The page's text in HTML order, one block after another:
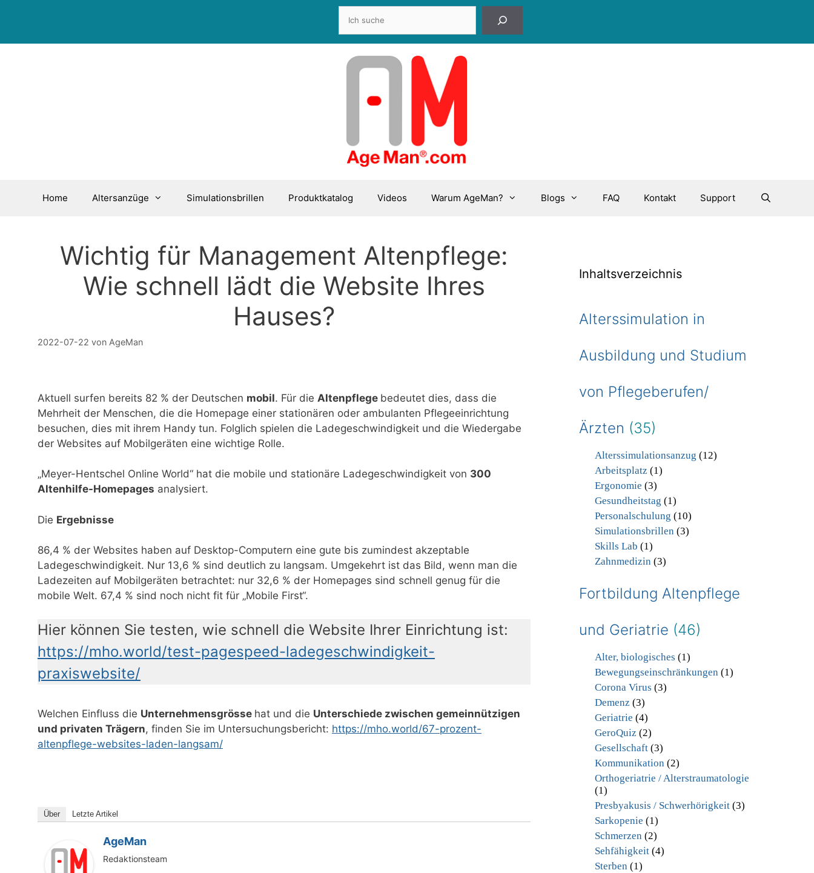
Home Altersanzüge Simulationsbrillen Produktkatalog Videos Warum AgeMan? Blogs FAQ Kontakt Support
Wichtig für Management Altenpflege:
Wie schnell lädt die Website Ihres
Hauses?
2022-07-22 von AgeMan
Aktuell surfen bereits 82 % der Deutschen mobil. Für die Altenpflege bedeutet dies, dass die
Mehrheit der Menschen, die die Homepage einer stationären oder ambulanten Pflegeeinrichtung
besuchen, dies mit ihrem Handy tun. Folglich spielen die Ladegeschwindigkeit und die Wiedergabe
der Websites auf Mobilgeräten eine wichtige Rolle.
„Meyer-Hentschel Online World“ hat die mobile und stationäre Ladegeschwindigkeit von 300
Altenhilfe-Homepages analysiert.
Die Ergebnisse
86,4 % der Websites haben auf Desktop-Computern eine gute bis zumindest akzeptable
Ladegeschwindigkeit. Nur 13,6 % sind deutlich zu langsam. Umgekehrt ist das Bild, wenn man die
Ladezeiten auf Mobilgeräten betrachtet: nur 32,6 % der Homepages sind schnell genug für die
mobile Welt. 67,4 % sind noch nicht fit für „Mobile First“.
Hier können Sie testen, wie schnell die Website Ihrer Einrichtung ist:
https://mho.world/test-pagespeed-ladegeschwindigkeit-
praxiswebsite/
Welchen Einfluss die Unternehmensgrösse hat und die Unterschiede zwischen gemeinnützigen
und privaten Trägern, finden Sie im Untersuchungsbericht: https://mho.world/67-prozent-
altenpflege-websites-laden-langsam/
Über Letzte Artikel
AgeMan
Redaktionsteam
Inhaltsverzeichnis
Alterssimulation in
Ausbildung und Studium
von Pflegeberufen/
Ärzten (35)
Alterssimulationsanzug (12)
Arbeitsplatz (1)
Ergonomie (3)
Gesundheitstag (1)
Personalschulung (10)
Simulationsbrillen (3)
Skills Lab (1)
Zahnmedizin (3)
Fortbildung Altenpflege
und Geriatrie (46)
Alter, biologisches (1)
Bewegungseinschränkungen (1)
Corona Virus (3)
Demenz (3)
Geriatrie (4)
GeroQuiz (2)
Gesellschaft(3)
Kommunikation (2)
Orthogeriatrie / Alterstraumatologie
(1)
Presbyakusis / Schwerhörigkeit(3)
Sarkopenie (1)
Schmerzen (2)
Sehfähigkeit(4)
Sterben (1)